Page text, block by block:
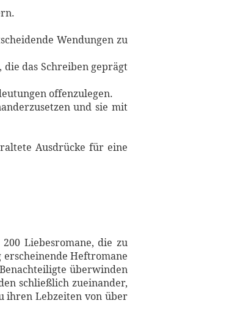
Wendungen zu
das Schreiben geprägt
offenzulegen.
und sie mit
Ausdrücke für eine
Liebesromane, die zu
Heftromane
überwinden
schließlich zueinander,
ihren Lebzeiten von über